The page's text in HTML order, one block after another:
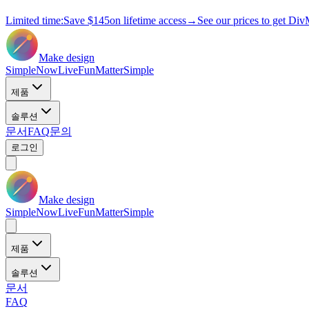
Limited time:Save $145on lifetime access→ See our prices to get
Make design
SimpleNowLiveFunMatterSimple
제품
솔루션
문서FAQ문의
로그인
Make design
SimpleNowLiveFunMatterSimple
제품
솔루션
문서
FAQ